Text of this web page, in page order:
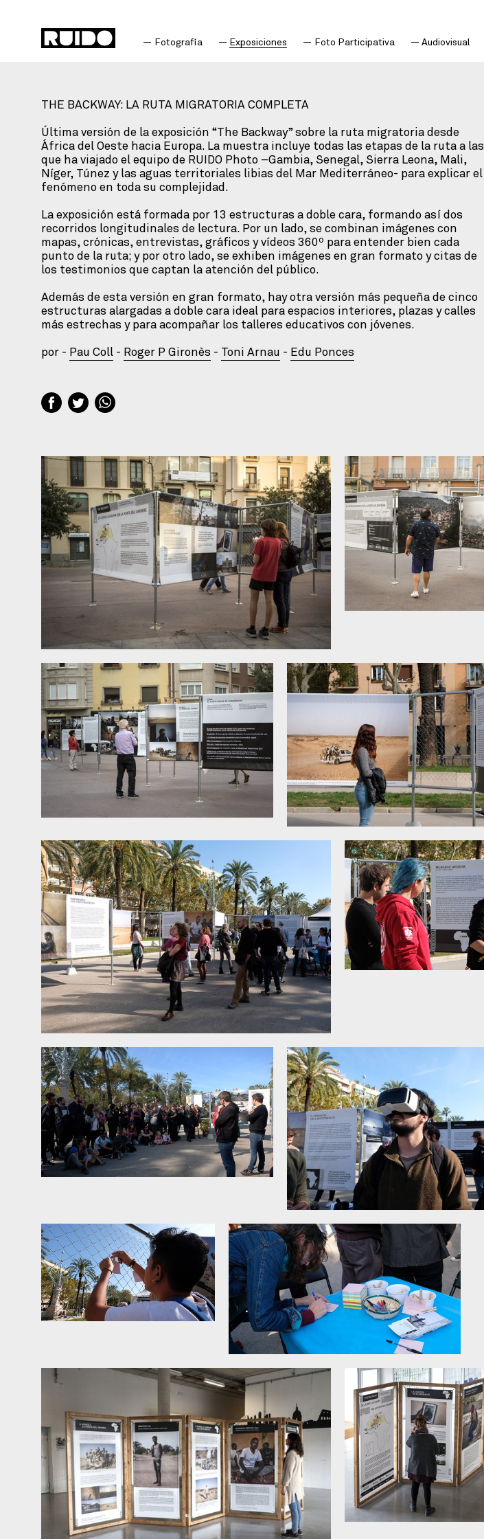
Fotografía Exposiciones Foto Participativa Audiovisual
THE BACKWAY: LA RUTA MIGRATORIA COMPLETA
Última versión de la exposición “The Backway” sobre la ruta migratoria desde
África del Oeste hacia Europa. La muestra incluye todas las etapas de la ruta a las
que ha viajado el equipo de RUIDO Photo –Gambia, Senegal, Sierra Leona, Mali,
Níger, Túnez y las aguas territoriales libias del Mar Mediterráneo- para explicar el
fenómeno en toda su complejidad.
La exposición está formada por 13 estructuras a doble cara, formando así dos
recorridos longitudinales de lectura. Por un lado, se combinan imágenes con
mapas, crónicas, entrevistas, gráficos y vídeos 360º para entender bien cada
punto de la ruta; y por otro lado, se exhiben imágenes en gran formato y citas de
los testimonios que captan la atención del público.
Además de esta versión en gran formato, hay otra versión más pequeña de cinco
estructuras alargadas a doble cara ideal para espacios interiores, plazas y calles
más estrechas y para acompañar los talleres educativos con jóvenes.
por - Pau Coll - Roger P Gironès - Toni Arnau - Edu Ponces